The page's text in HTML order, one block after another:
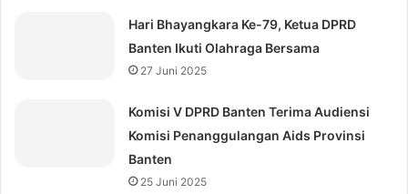
Hari Bhayangkara Ke-79, Ketua DPRD
Banten Ikuti Olahraga Bersama
27 Juni 2025
Komisi V DPRD Banten Terima Audiensi
Komisi Penanggulangan Aids Provinsi
Banten
25 Juni 2025